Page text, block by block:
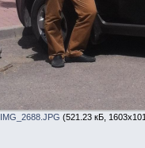
IMG_2688.JPG (521.23 кБ,